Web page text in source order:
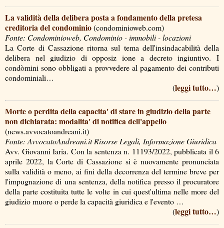
La validità della delibera posta a fondamento della pretesa
creditoria del condominio(condominioweb.com)
Fonte: Condominioweb, Condominio - immobili - locazioni
La Corte di Cassazione ritorna sul tema dell'insindacabilità della
delibera nel giudizio di opposiz ione a decreto ingiuntivo. I
condòmini sono obbligati a provvedere al pagamento dei contributi
condominiali…
(leggi tutto…)
Morte o perdita della capacita' di stare in giudizio della parte
non dichiarata: modalita' di notifica dell'appello
(news.avvocatoandreani.it)
Fonte: AvvocatoAndreani.it Risorse Legali, Informazione Giuridica
Avv. Giovanni Iaria. Con la sentenza n. 11193/2022, pubblicata il 6
aprile 2022, la Corte di Cassazione si è nuovamente pronunciata
sulla validità o meno, ai fini della decorrenza del termine breve per
l'impugnazione di una sentenza, della notifica presso il procuratore
della parte costituita tutte le volte in cui quest'ultima nelle more del
giudizio muore o perde la capacità giuridica e l'evento …
(leggi tutto…)